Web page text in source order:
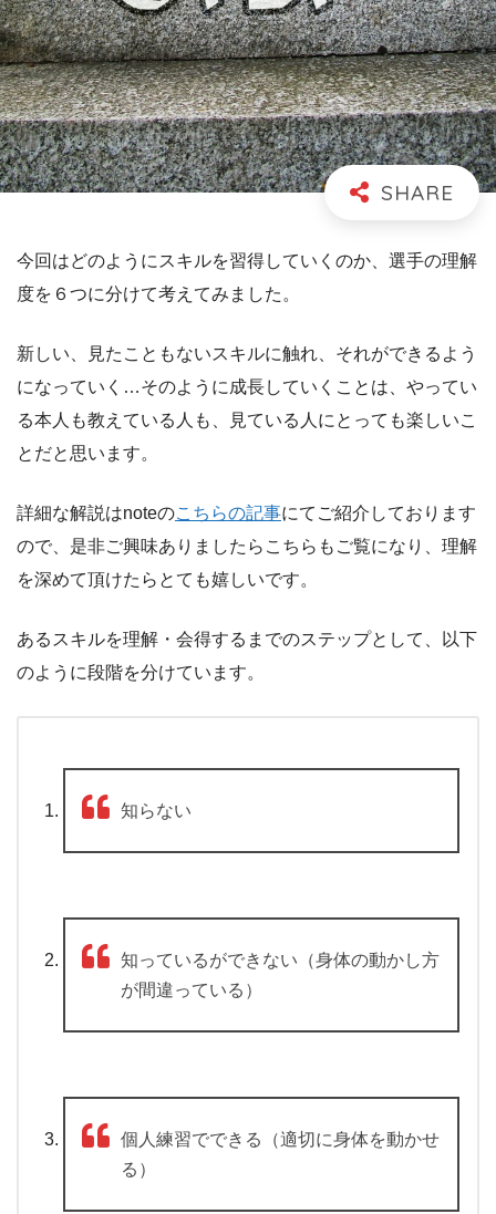
今回はどのようにスキルを習得していくのか、選手の理解
度を６つに分けて考えてみました。
新しい、見たこともないスキルに触れ、それができるよう
になっていく…そのように成長していくことは、やってい
る本人も教えている人も、見ている人にとっても楽しいこ
とだと思います。
詳細な解説はnoteのこちらの記事にてご紹介しております
ので、是非ご興味ありましたらこちらもご覧になり、理解
を深めて頂けたらとても嬉しいです。
あるスキルを理解・会得するまでのステップとして、以下
のように段階を分けています。
知らない
知っているができない（身体の動かし方
が間違っている）
個人練習でできる（適切に身体を動かせ
る）